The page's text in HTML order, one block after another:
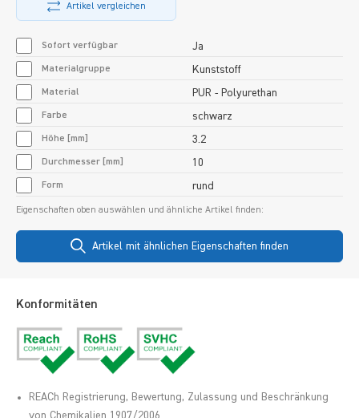
Artikel vergleichen
Sofort verfügbar Ja
Materialgruppe Kunststoff
Material PUR - Polyurethan
Farbe schwarz
Höhe [mm] 3.2
Durchmesser [mm] 10
Form rund
Eigenschaften oben auswählen und ähnliche Artikel finden:
Artikel mit ähnlichen Eigenschaften finden
Konformitäten
REACh Registrierung, Bewertung, Zulassung und Beschränkung
von Chemikalien 1907/2006